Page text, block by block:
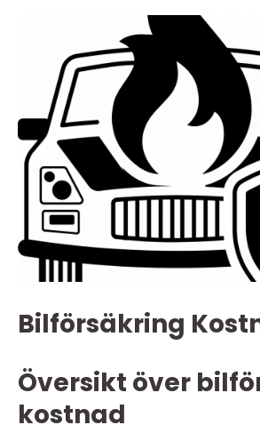
Bilförsäkring
Översikt över
kostnad